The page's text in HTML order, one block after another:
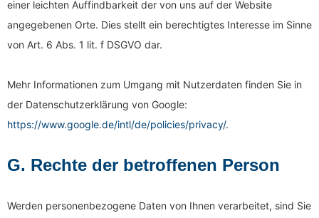
einer leichten Auffindbarkeit der von uns auf der Website
angegebenen Orte. Dies stellt ein berechtigtes Interesse im Sinne
von Art. 6 Abs. 1 lit. f DSGVO dar.
Mehr Informationen zum Umgang mit Nutzerdaten finden Sie in
der Datenschutzerklärung von Google:
https://www.google.de/intl/de/policies/privacy/.
G. Rechte der betroffenen Person
Werden personenbezogene Daten von Ihnen verarbeitet, sind Sie